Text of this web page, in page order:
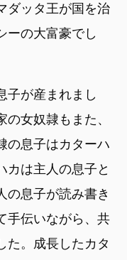
ダッタ王が国を治
ーの大富豪でし
子が産まれまし
女奴隷もまた、
の息子はカターハ
カは主人の息子と
の息子が読み書き
手伝いながら、共
た。成長したカタ